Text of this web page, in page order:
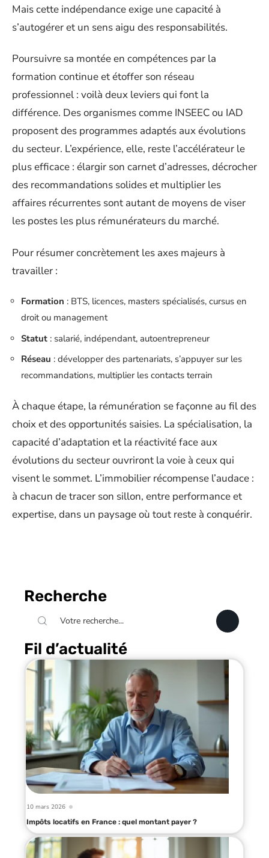
Mais cette indépendance exige une capacité à
s’autogérer et un sens aigu des responsabilités.
Poursuivre sa montée en compétences par la
formation continue et étoffer son réseau
professionnel : voilà deux leviers qui font la
différence. Des organismes comme INSEEC ou IAD
proposent des programmes adaptés aux évolutions
du secteur. L’expérience, elle, reste l’accélérateur le
plus efficace : élargir son carnet d’adresses, décrocher
des recommandations solides et multiplier les
affaires récurrentes sont autant de moyens de viser
les postes les plus rémunérateurs du marché.
Pour résumer concrètement les axes majeurs à
travailler :
Formation : BTS, licences, masters spécialisés, cursus en
droit ou management
Statut : salarié, indépendant, autoentrepreneur
Réseau : développer des partenariats, s’appuyer sur les
recommandations, multiplier les contacts terrain
À chaque étape, la rémunération se façonne au fil des
choix et des opportunités saisies. La spécialisation, la
capacité d’adaptation et la réactivité face aux
évolutions du secteur ouvriront la voie à ceux qui
visent le sommet. L’immobilier récompense l’audace :
à chacun de tracer son sillon, entre performance et
expertise, dans un paysage où tout reste à conquérir.
Recherche
Fil d’actualité
10 mars 2026
Impôts locatifs en France : quel montant payer ?